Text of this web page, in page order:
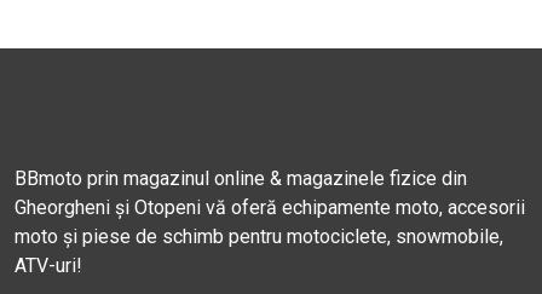
BBmoto prin magazinul online & magazinele fizice din
Gheorgheni și Otopeni vă oferă echipamente moto, accesorii
moto și piese de schimb pentru motociclete, snowmobile,
ATV-uri!